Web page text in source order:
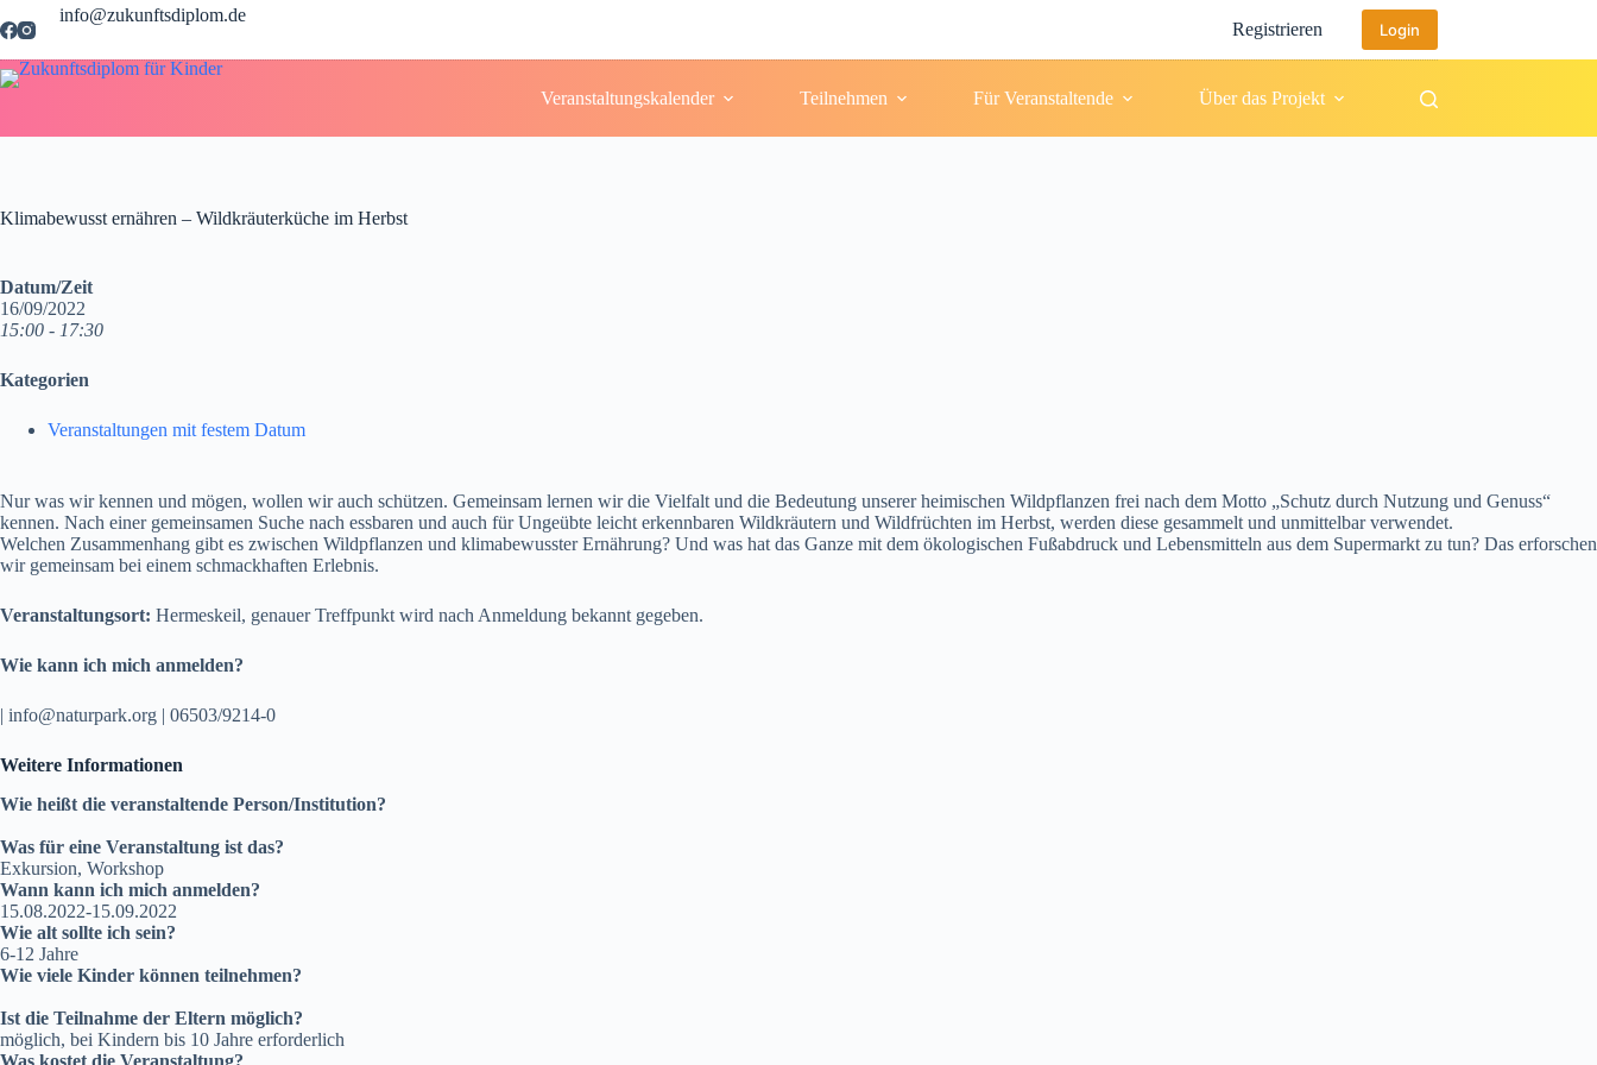
Inhalt
info@zukunftsdiplom.de
Registrieren Login
Veranstaltungskalender Teilnehmen Für Veranstaltende Über das Projekt
Klimabewusst ernähren – Wildkräuterküche im Herbst
Datum/Zeit
16/09/2022
15:00 - 17:30
Kategorien
Veranstaltungen mit festem Datum
Nur was wir kennen und mögen, wollen wir auch schützen. Gemeinsam lernen wir die Vielfalt und die Bedeutung unserer heimischen Wildpflanzen frei nach dem Motto „Schutz durch Nutzung und Genuss“
kennen. Nach einer gemeinsamen Suche nach essbaren und auch für Ungeübte leicht erkennbaren Wildkräutern und Wildfrüchten im Herbst, werden diese gesammelt und unmittelbar verwendet.
Welchen Zusammenhang gibt es zwischen Wildpflanzen und klimabewusster Ernährung? Und was hat das Ganze mit dem ökologischen Fußabdruck und Lebensmitteln aus dem Supermarkt zu tun? Das erforschen
wir gemeinsam bei einem schmackhaften Erlebnis.
Veranstaltungsort: Hermeskeil, genauer Treffpunkt wird nach Anmeldung bekannt gegeben.
Wie kann ich mich anmelden?
| info@naturpark.org | 06503/9214-0
Weitere Informationen
Wie heißt die veranstaltende Person/Institution?
Was für eine Veranstaltung ist das?
Exkursion, Workshop
Wann kann ich mich anmelden?
15.08.2022-15.09.2022
Wie alt sollte ich sein?
6-12 Jahre
Wie viele Kinder können teilnehmen?
Ist die Teilnahme der Eltern möglich?
möglich, bei Kindern bis 10 Jahre erforderlich
Was kostet die Veranstaltung?